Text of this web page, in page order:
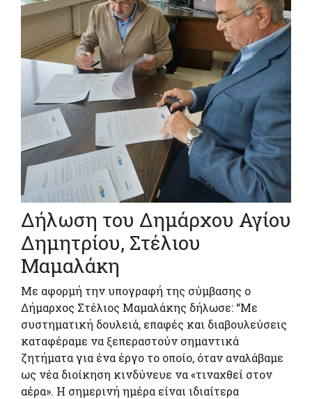
Δήλωση του Δημάρχου Αγίου
Δημητρίου, Στέλιου
Μαμαλάκη
Με αφορμή την υπογραφή της σύμβασης ο
Δήμαρχος Στέλιος Μαμαλάκης δήλωσε: “Με
συστηματική δουλειά, επαφές και διαβουλεύσεις
καταφέραμε να ξεπεραστούν σημαντικά
ζητήματα για ένα έργο το οποίο, όταν αναλάβαμε
ως νέα διοίκηση κινδύνευε να «τιναχθεί στον
αέρα». Η σημερινή ημέρα είναι ιδιαίτερα